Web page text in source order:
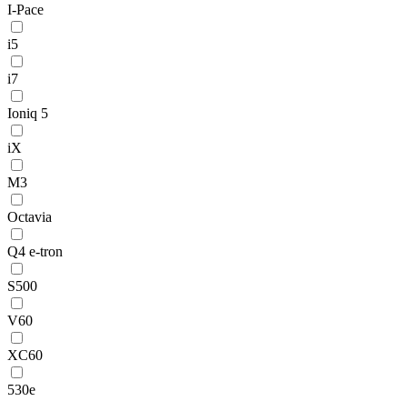
I-Pace
i5
i7
Ioniq 5
iX
M3
Octavia
Q4 e-tron
S500
V60
XC60
530e